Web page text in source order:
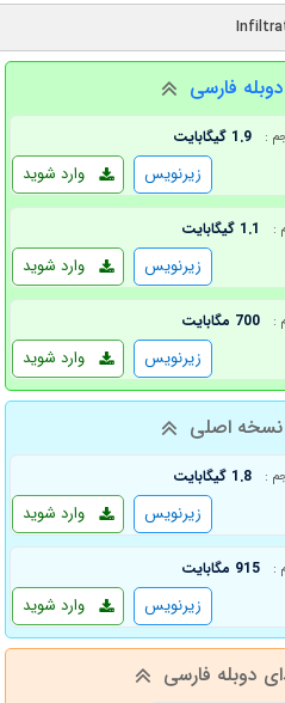
دوبله فارسی
: 1.9 گیگابایت
وارد شوید زیرنویس
: 1.1 گیگابایت
وارد شوید زیرنویس
: 700 مگابایت
وارد شوید زیرنویس
نسخه اصلی
: 1.8 گیگابایت
وارد شوید زیرنویس
: 915 مگابایت
وارد شوید زیرنویس
دوبله فارسی